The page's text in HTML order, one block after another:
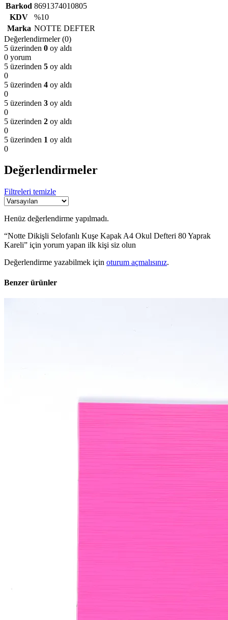
Barkod 8691374010805
KDV
%10
Marka NOTTE DEFTER
Değerlendirmeler (0)
5 üzerinden 0 oy aldı
0 yorum
5 üzerinden 5 oy aldı
0
5 üzerinden 4 oy aldı
0
5 üzerinden 3 oy aldı
0
5 üzerinden 2 oy aldı
0
5 üzerinden 1 oy aldı
0
Değerlendirmeler
Filtreleri temizle
Henüz değerlendirme yapılmadı.
“Notte Dikişli Selofanlı Kuşe Kapak A4 Okul Defteri 80 Yaprak
Kareli” için yorum yapan ilk kişi siz olun
Değerlendirme yazabilmek için oturum açmalısınız.
Benzer ürünler